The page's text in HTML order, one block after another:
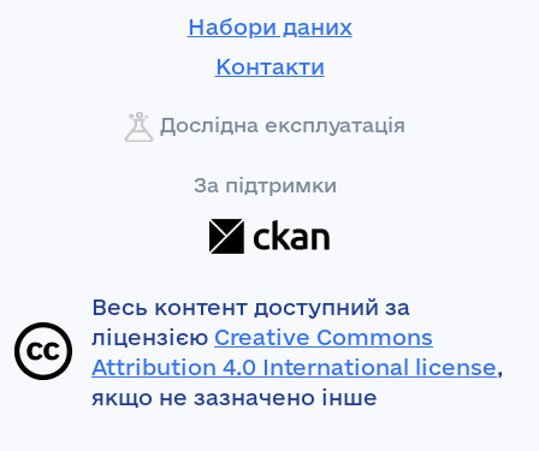
Набори даних
Контакти
Дослідна експлуатація
За підтримки
Весь контент доступний за
ліцензією Creative Commons
Attribution 4.0 International license,
якщо не зазначено інше